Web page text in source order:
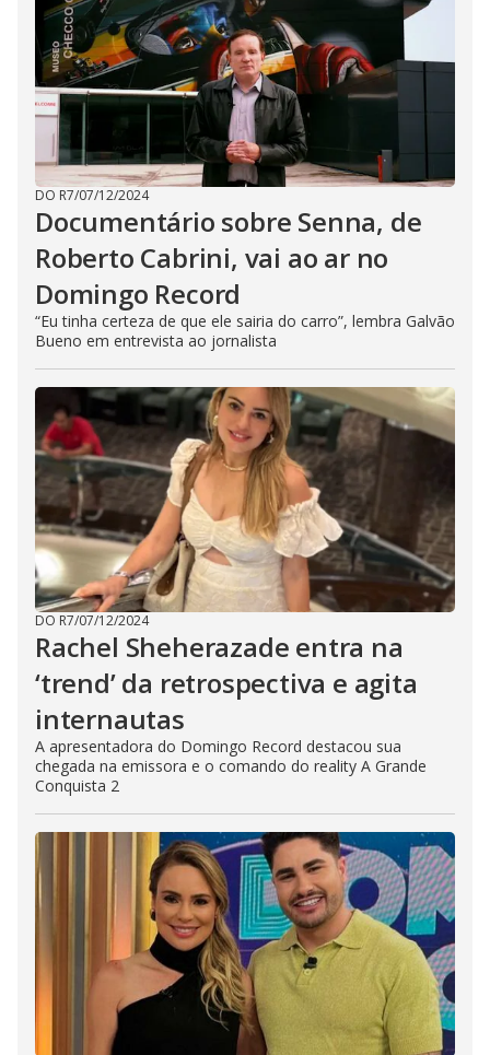
DO R7/07/12/2024
Documentário sobre Senna, de
Roberto Cabrini, vai ao ar no
Domingo Record
“Eu tinha certeza de que ele sairia do carro”, lembra Galvão
Bueno em entrevista ao jornalista
DO R7/07/12/2024
Rachel Sheherazade entra na
‘trend’ da retrospectiva e agita
internautas
A apresentadora do Domingo Record destacou sua
chegada na emissora e o comando do reality A Grande
Conquista 2